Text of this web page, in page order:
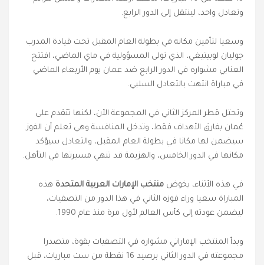
وتعادل واحد، لينتقل إلى الدور الرابع.
وسعيا لتأمين مكانه في بطولة العام المقبل تحت قيادة المدرب
جوليان لوبيتيغي، الذي تولى المسؤولية في ماي الماضي، افتتح
العنابي مشواره في الدور الرابع ضد عمان يوم الأربعاء الماضي
في مباراة انتهت بالتعادل السلبي.
وتحتل قطر المركز الثاني في المجموعة الآن، لكنها تتقدم على
عُمان بفارق الأهداف فقط، وتدخل المنافسة وهي تعلم أن الفوز
سيضمن لها مكانا في بطولة العام المقبل، والتعادل سيؤكد
مكانها في الدور الخامس، والهزيمة قد تنهي مسيرتها في التأهل.
في هذه الأثناء، يخوض منتخب الإمارات العربية المتحدة هذه
المباراة سعيا وراء فوزه الثاني في هذا الدور من التصفيات،
ليضمن عودته إلى كأس العالم لأول مرة منذ عام 1990.
وبدأ المنتخب الإماراتي مشواره في التصفيات بقوة، متصدرا
مجموعته في الدور الثاني برصيد 16 نقطة من ست مباريات، قبل